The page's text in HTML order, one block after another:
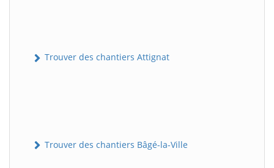
Trouver des chantiers Attignat
Trouver des chantiers Bâgé-la-Ville